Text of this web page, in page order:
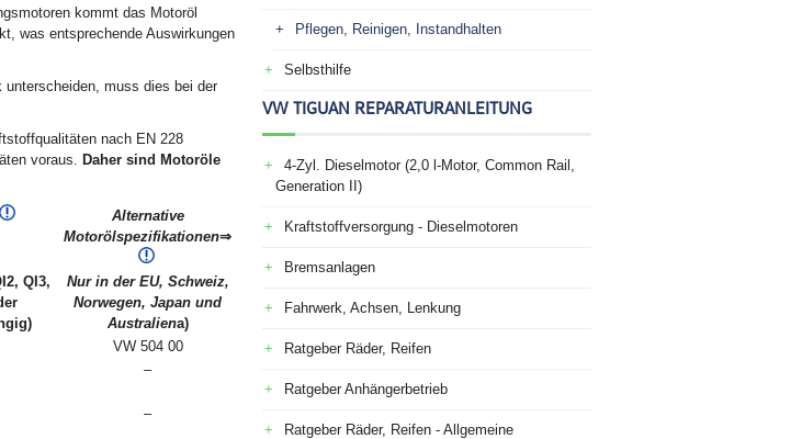
kommt das Motoröl
was entsprechende Auswirkungen
muss dies bei der
nach EN 228
voraus. Daher sind Motoröle
Alternative
Motorölspezifikationen⇒
QI3,
Nur in der EU, Schweiz,
Norwegen, Japan und
Australiena)
VW 504 00
–
–
Pflegen, Reinigen, Instandhalten
Selbsthilfe
VW TIGUAN REPARATURANLEITUNG
4-Zyl. Dieselmotor (2,0 l-Motor, Common Rail,
Generation II)
Kraftstoffversorgung - Dieselmotoren
Bremsanlagen
Fahrwerk, Achsen, Lenkung
Ratgeber Räder, Reifen
Ratgeber Anhängerbetrieb
Ratgeber Räder, Reifen - Allgemeine